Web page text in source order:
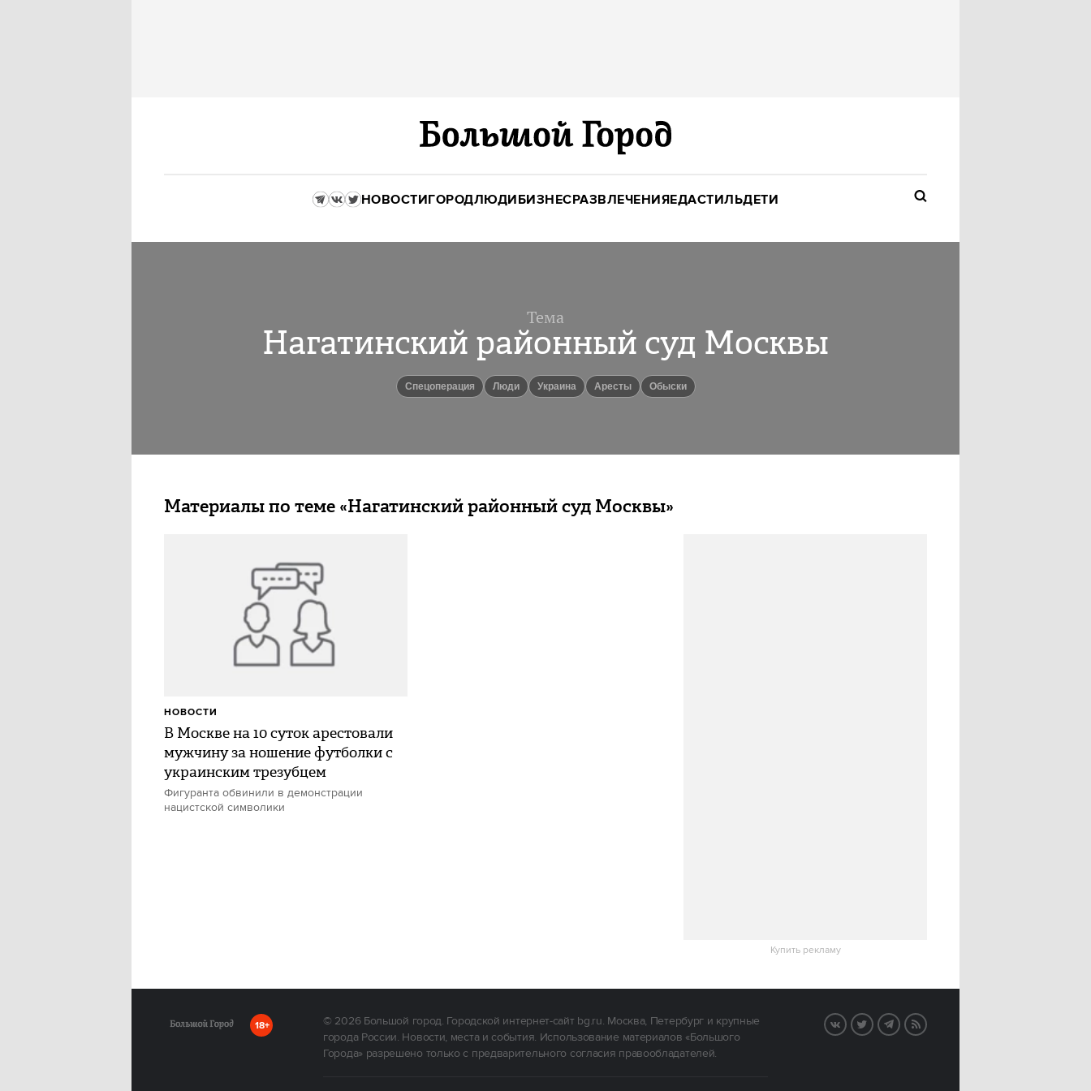
НОВОСТИГОРОДЛЮДИБИЗНЕСРАЗВЛЕЧЕНИЯЕДАСТИЛЬДЕТИ
Тема
Нагатинский районный суд Москвы
спецоперация люди Украина аресты обыски
Материалы по теме «Нагатинский районный суд Москвы»
Купить рекламу
В Москве на 10 суток арестовали
мужчину за ношение футболки с
украинским трезубцем
Фигуранта обвинили в демонстрации
нацистской символики
НОВОСТИ
18+ © 2026Большой город. Городской интернет-сайт bg.ru. Москва, Петербург и крупные
города России. Новости, места и события. Использование материалов «Большого
Города» разрешено только с предварительного согласия правообладателей.
VK TwitterTelegram
RSS